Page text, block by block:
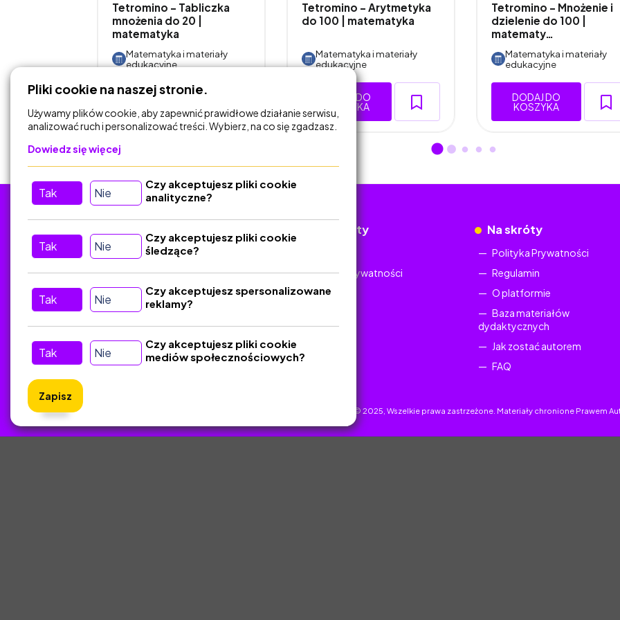
Tetromino - Tabliczka
mnożenia do 20 |
matematyka
Matematyka i materiały
edukacyjne
DODAJ DO
KOSZYKA
Tetromino - Arytmetyka
do 100 | matematyka
Matematyka i materiały
edukacyjne
DODAJ DO
KOSZYKA
Tetromino - Mnożenie i
dzielenie do 100 |
matematy…
Matematyka i materiały
edukacyjne
DODAJ DO
KOSZYKA
Kontakt
Dokumenty
Polityka Prywatności
Na skróty
Polityka Prywatności
Regulamin
O platformie
Baza materiałów
dydaktycznych
Jak zostać autorem
FAQ
ZlotyNauczyciel.pl © 2025, Wszelkie prawa zastrzeżone. Materiały chronione Prawem
Pliki cookie na naszej stronie.
Używamy plików cookie, aby zapewnić prawidłowe działanie serwisu,
analizować ruch i personalizować treści. Wybierz, na co się zgadzasz.
Dowiedz się więcej
Tak Nie
Czy akceptujesz pliki cookie
analityczne?
Tak Nie
Czy akceptujesz pliki cookie
śledzące?
Tak Nie
Czy akceptujesz spersonalizowane
reklamy?
Tak Nie
Czy akceptujesz pliki cookie
mediów społecznościowych?
Zapisz